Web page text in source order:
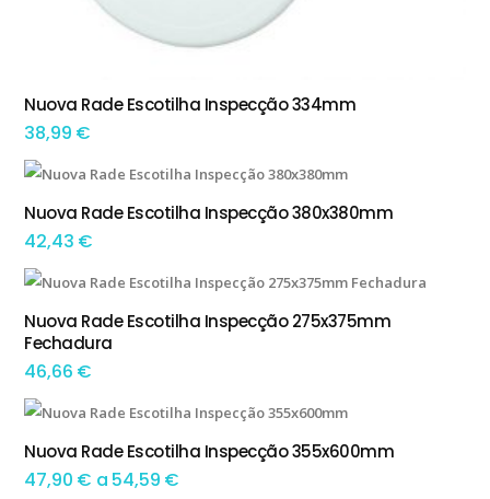
TEM OPÇÕES
Nuova Rade Escotilha Inspecção 334mm
38,99 €
ADICIONAR
Nuova Rade Escotilha Inspecção 380x380mm
42,43 €
ADICIONAR
Nuova Rade Escotilha Inspecção 275x375mm
Fechadura
46,66 €
TEM OPÇÕES
Nuova Rade Escotilha Inspecção 355x600mm
47,90 € a 54,59 €